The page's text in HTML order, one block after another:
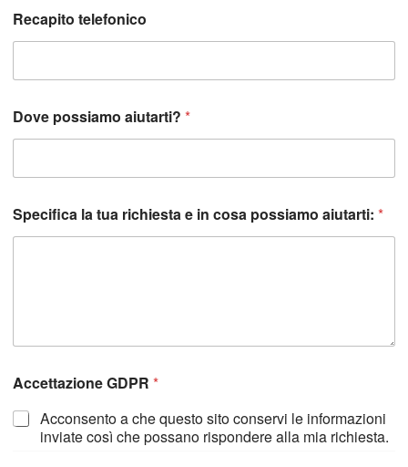
t
i
?
e
a
o
i
c
a
Recapito telefonico
Dove possiamo aiutarti?*
Specifica la tua richiesta e in cosa possiamo aiutarti:*
Accettazione GDPR*
Acconsento a che questo sito conservi le informazioni
inviate così che possano rispondere alla mia richiesta.